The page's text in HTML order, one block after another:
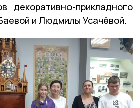
декоративно-прикладного
и Людмилы Усачёвой.